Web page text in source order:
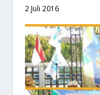
2 Juli 2016